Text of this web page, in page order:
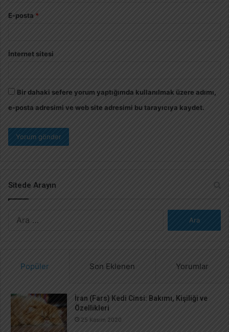
E-posta *
İnternet sitesi
Bir dahaki sefere yorum yaptığımda kullanılmak üzere adımı,
e-posta adresimi ve web site adresimi bu tarayıcıya kaydet.
Sitede Arayın
Popüler Son Eklenen Yorumlar
İran (Fars) Kedi Cinsi: Bakımı, Kişiliği ve
Özellikleri
25 Kasım 2020